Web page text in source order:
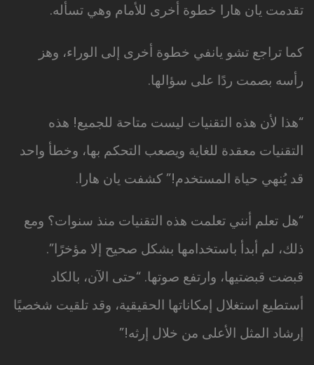
تقدمت يان هارا خطوة أخرى للأمام وهي تسأله.
كما تراجع تشو يانفي خطوة أخرى إلى الوراء، وهز
رأسه بصمت ردًا على سؤالها.
“هذا لأن هذه التقنيات ليست متاحة للجميع! هذه
التقنيات معقدة للغاية ويصعب التحكم بها، وخطأ واحد
قد يُنهي حياة المستخدم!” كشفت يان هارا.
“هل تعلم أنني تعلمت هذه التقنيات منذ سنوات؟ ومع
ذلك، لم أبدأ باستخدامها بشكل صحيح إلا مؤخرًا”.
قبضت قبضتيها، وارتفع صوتها. “حتى الآن، بالكاد
أستطيع استغلال إمكاناتها الحقيقية، وقد تلقيت شخصيًا
إرشاد المثل الأعلى من خلال إرثه!”